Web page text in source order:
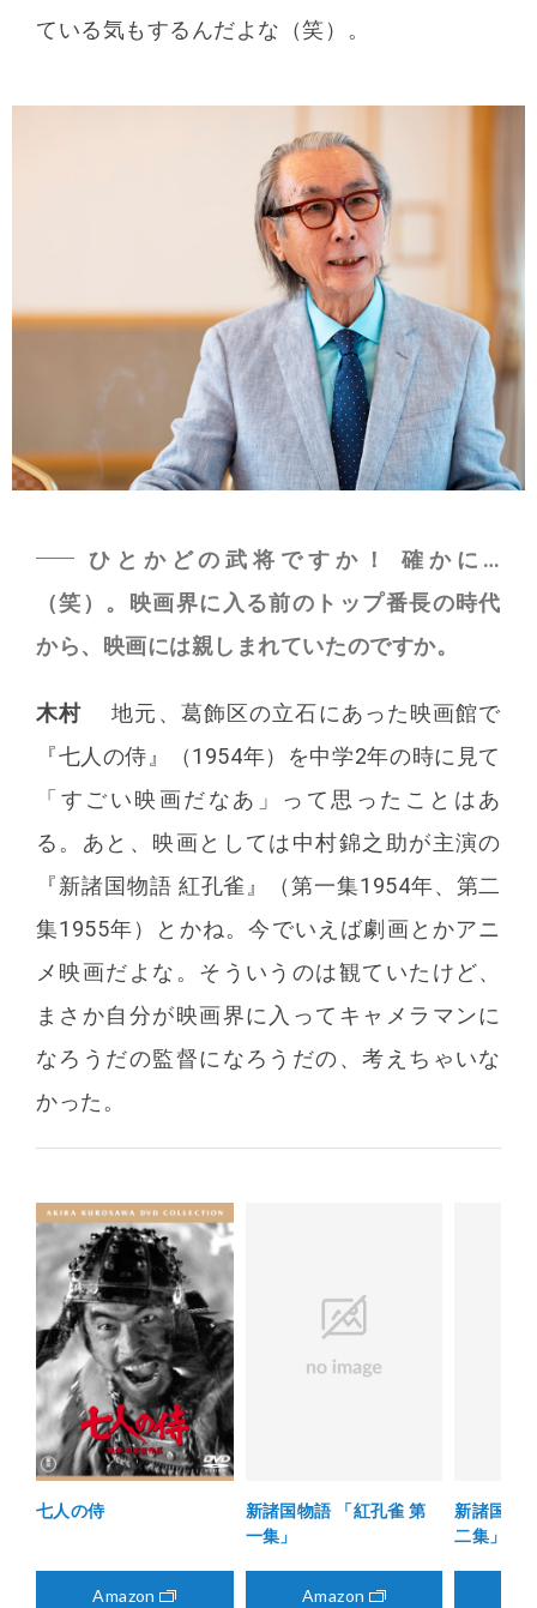
ている気もするんだよな（笑）。
ひとかどの武将ですか！ 確かに…
（笑）。映画界に入る前のトップ番長の時代
から、映画には親しまれていたのですか。
木村
地元、葛飾区の立石にあった映画館で
『七人の侍』（1954年）を中学2年の時に見て
「すごい映画だなあ」って思ったことはあ
る。あと、映画としては中村錦之助が主演の
『新諸国物語 紅孔雀』（第一集1954年、第二
集1955年）とかね。今でいえば劇画とかアニ
メ映画だよな。そういうのは観ていたけど、
まさか自分が映画界に入ってキャメラマンに
なろうだの監督になろうだの、考えちゃいな
かった。
七人の侍
Amazon
新諸国物語 「紅孔雀 第
一集」
Amazon
新諸国物
二集」